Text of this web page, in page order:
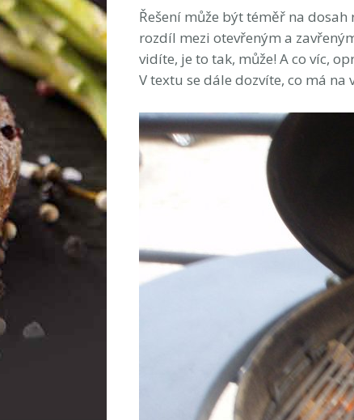
Řešení může být téměř na
rozdíl mezi otevřeným a
vidíte, je to tak, může! A co víc,
V textu se dále dozvíte, co má